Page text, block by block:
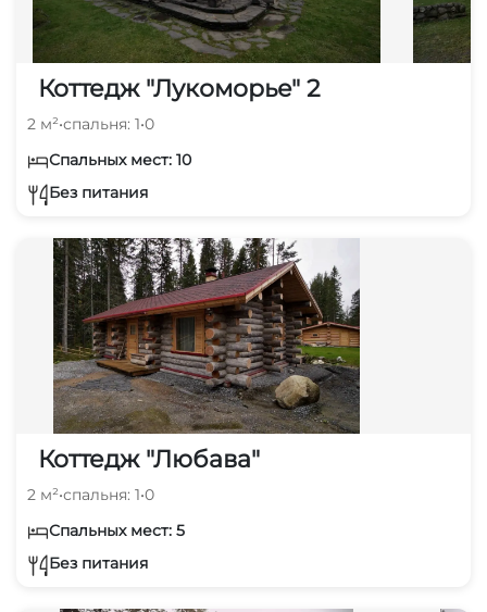
Коттедж "Лукоморье" 2
2 м²•спальня: 1•0
Спальных мест: 10
Без питания
Коттедж "Любава"
2 м²•спальня: 1•0
Спальных мест: 5
Без питания